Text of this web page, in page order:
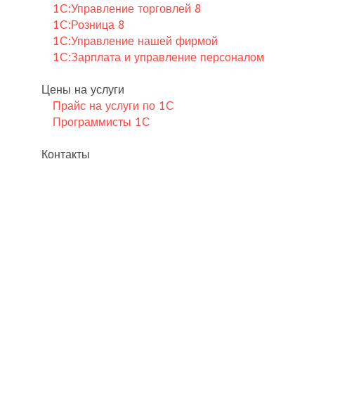
1С:Управление торговлей 8
1С:Розница 8
1С:Управление нашей фирмой
1С:Зарплата и управление персоналом
Цены на услуги
Прайс на услуги по 1С
Программисты 1С
Контакты